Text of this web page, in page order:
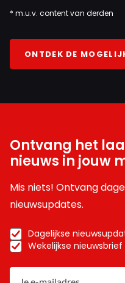
* m.u.v. content van derden
ONTDEK DE
Ontvang het
nieuws in jouw
Mis niets! Ontvang
nieuwsupdates.
Dagelijkse
Wekelijkse nieuwsbrief